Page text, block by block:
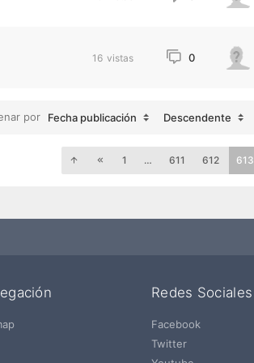
16 vistas 0
por Fecha publicación Descendente
1 … 611 612 613
Redes Sociales
Facebook
Twitter